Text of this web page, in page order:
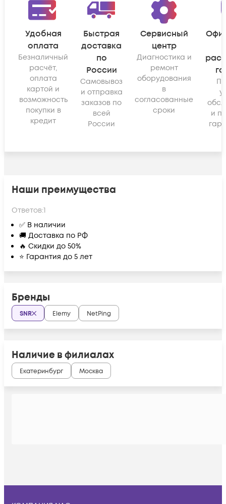
Удобная
оплата
Безналичный
расчёт,
оплата
картой и
возможность
покупки в
кредит
Быстрая
доставка
по
России
Самовывоз
и отправка
заказов по
всей
России
Сервисный
центр
Диагностика и
ремонт
оборудования
в
согласованные
сроки
и
Наши преимущества
Ответов:1
✅ В наличии
🚚 Доставка по РФ
🔥 Скидки до 50%
⭐ Гарантия до 5 лет
Бренды
SNR Elemy NetPing
Наличие в филиалах
Екатеринбург Москва